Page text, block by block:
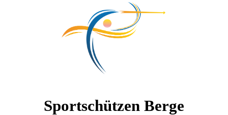
Sportschützen Berge